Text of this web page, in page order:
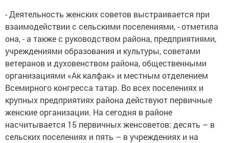
- Деятельность женских советов выстраивается при
взаимодействии с сельскими поселениями, - отметила
она, - а также с руководством района, предприятиями,
учреждениями образования и культуры, советами
ветеранов и духовенством района, общественными
организациями «Ак калфак» и местным отделением
Всемирного конгресса татар. Во всех поселениях и
крупных предприятиях района действуют первичные
женские организации. На сегодня в районе
насчитывается 15 первичных женсоветов: десять – в
сельских поселениях и пять – в учреждениях и на